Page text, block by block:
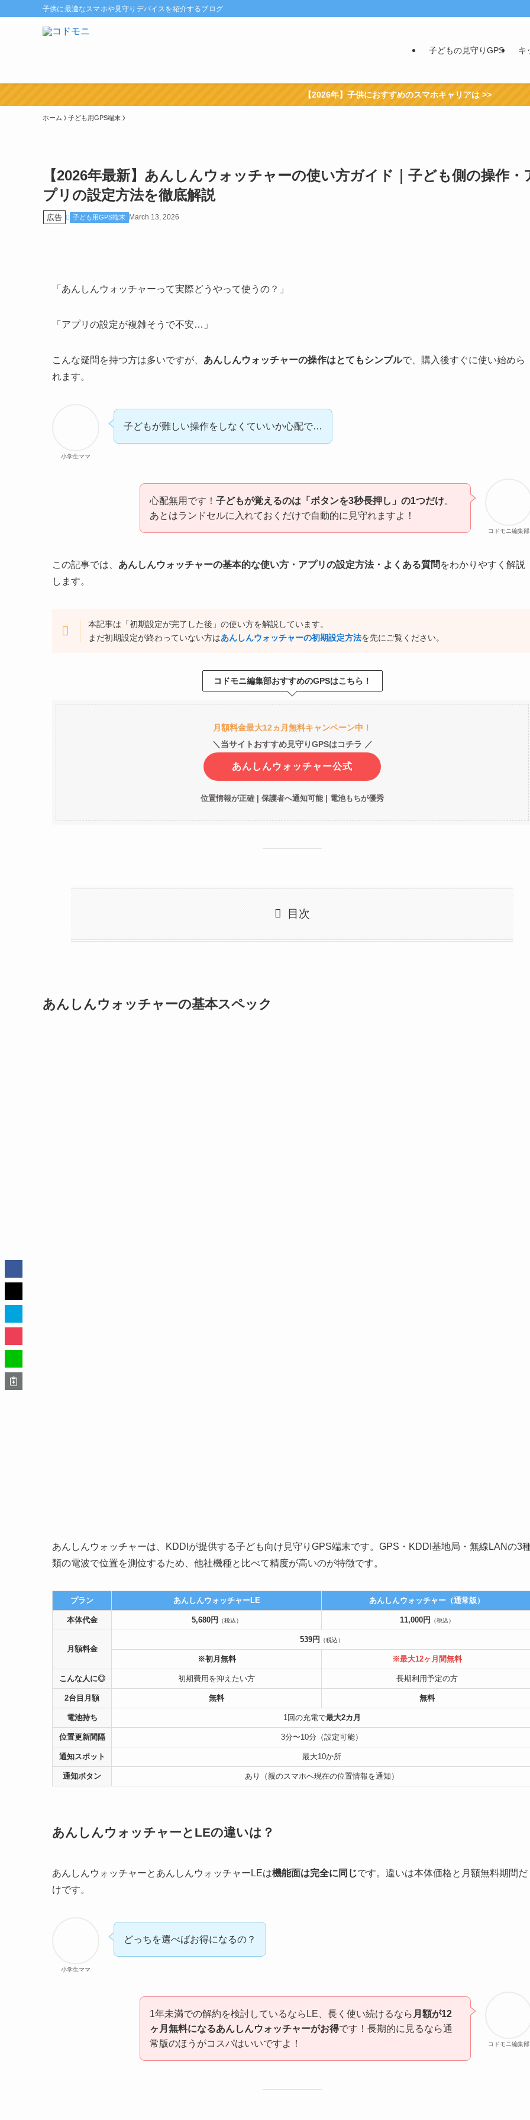
子供に最適なスマホや見守りデバイスを紹介するブログ
子どもの見守りGPS キ
【2026年】子供におすすめのスマホキャリアは >>
ホーム 子ども用GPS端末
【2026年最新】あんしんウォッチャーの使い方ガイド｜子ども側の操作・
プリの設定方法を徹底解説
広告 子ども用GPS端末 March 13, 2026
「あんしんウォッチャーって実際どうやって使うの？」
「アプリの設定が複雑そうで不安…」
こんな疑問を持つ方は多いですが、 あんしんウォッチャーの操作はとてもシンプルで、購入後すぐに使い始めら
れます。
小学生ママ
子どもが難しい操作をしなくていいか心配で…
コドモニ編集部
心配無用です！ 子どもが覚えるのは「ボタンを3秒長押し」の1つだけ。
あとはランドセルに入れておくだけで自動的に見守れますよ！
この記事では、 あんしんウォッチャーの基本的な使い方・アプリの設定方法・よくある質問 をわかりやすく解説
します。
本記事は「初期設定が完了した後」の使い方を解説しています。
まだ初期設定が終わっていない方はあんしんウォッチャーの初期設定方法を先にご覧ください。
コドモニ編集部おすすめのGPSはこちら！
月額料金最大12ヵ月無料キャンペーン中！
＼当サイトおすすめ見守りGPSはコチラ ／
あんしんウォッチャー公式
位置情報が正確 | 保護者へ通知可能 | 電池もちが優秀
目次
あんしんウォッチャーの基本スペック
あんしんウォッチャーは、KDDIが提供する子ども向け見守りGPS端末です。GPS・KDDI基地局・無線LANの3
類の電波で位置を測位するため、他社機種と比べて精度が高いのが特徴です。
プラン あんしんウォッチャーLE あんしんウォッチャー（通常版）
本体代金 5,680円 （税込） 11,000円 （税込）
月額料金
539円 （税込）
※初月無料 ※最大12ヶ月間無料
こんな人に◎ 初期費用を抑えたい方 長期利用予定の方
2台目月額 無料 無料
電池持ち 1回の充電で最大2カ月
位置更新間隔 3分〜10分（設定可能）
通知スポット 最大10か所
通知ボタン あり（親のスマホへ現在の位置情報を通知）
あんしんウォッチャーとLEの違いは？
あんしんウォッチャーとあんしんウォッチャーLEは機能面は完全に同じです。違いは本体価格と月額無料期間だ
けです。
小学生ママ
どっちを選べばお得になるの？
コドモニ編集部
1年未満での解約を検討しているならLE、長く使い続けるなら 月額が12
ヶ月無料になるあんしんウォッチャーがお得です！長期的に見るなら通
常版のほうがコスパはいいですよ！